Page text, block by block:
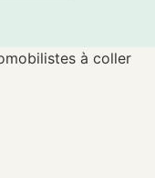
à coller